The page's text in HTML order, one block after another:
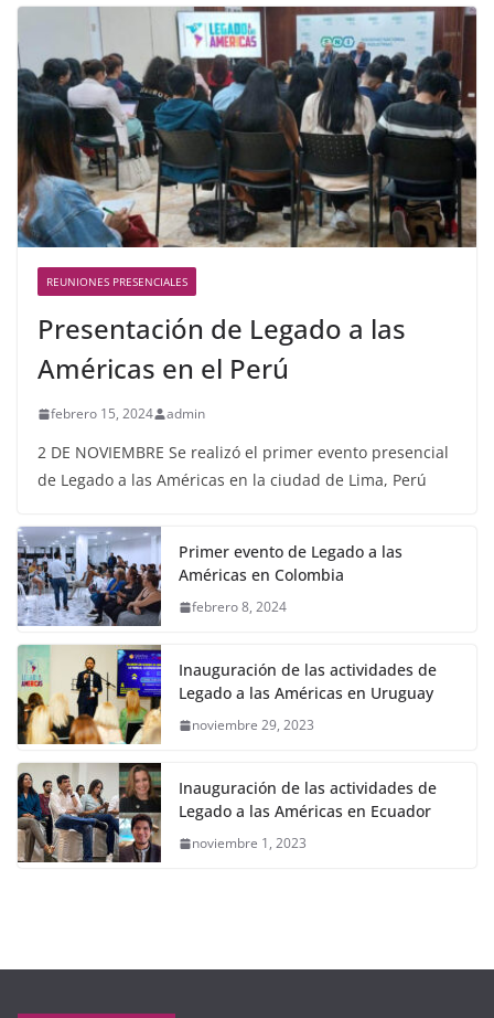
REUNIONES PRESENCIALES
Presentación de Legado a las
Américas en el Perú
febrero 15, 2024 admin
2 DE NOVIEMBRE Se realizó el primer evento presencial
de Legado a las Américas en la ciudad de Lima, Perú
Primer evento de Legado a las
Américas en Colombia
febrero 8, 2024
Inauguración de las actividades de
Legado a las Américas en Uruguay
noviembre 29, 2023
Inauguración de las actividades de
Legado a las Américas en Ecuador
noviembre 1, 2023